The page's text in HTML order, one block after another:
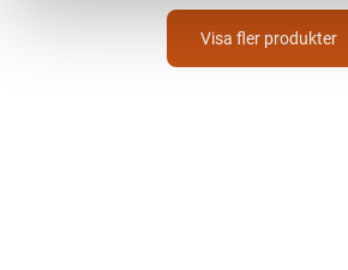
Visa fler produkter